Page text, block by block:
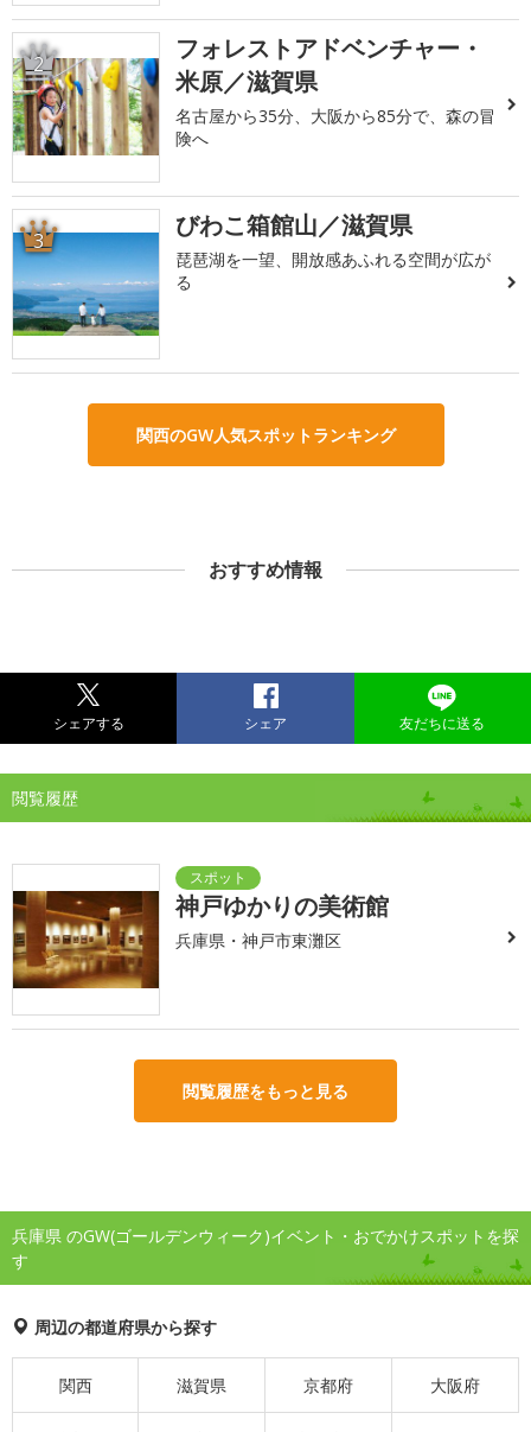
2
フォレストアドベンチャー・
米原／滋賀県
名古屋から35分、大阪から85分で、森の冒
険へ
3 びわこ箱館山／滋賀県
琵琶湖を一望、開放感あふれる空間が広が
る
関西のGW人気スポットランキング
おすすめ情報
シェアする シェア 友だちに送る
閲覧履歴
神戸ゆかりの美術館
兵庫県・神戸市東灘区
閲覧履歴をもっと見る
兵庫県 のGW(ゴールデンウィーク)イベント・おでかけスポットを探
す
周辺の都道府県から探す
関西 滋賀県 京都府 大阪府